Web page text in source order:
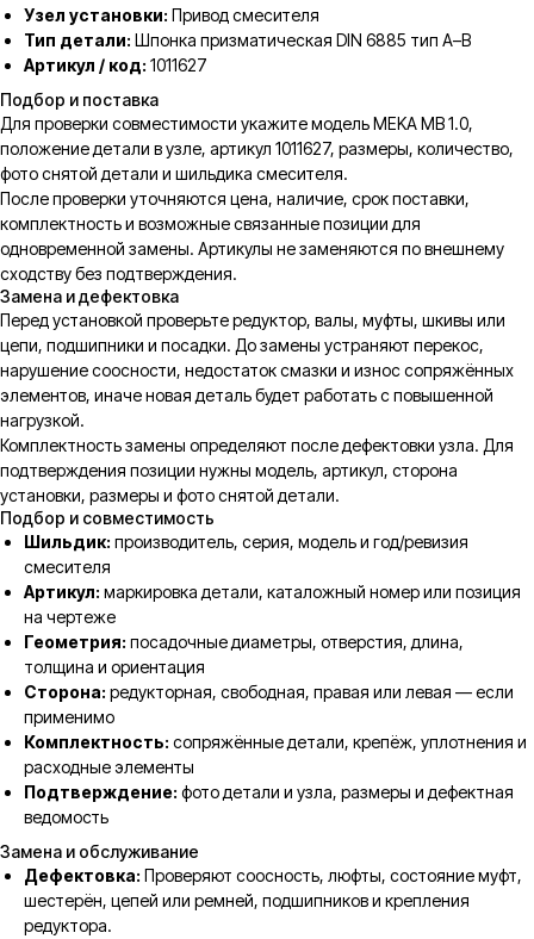
Узел установки: Привод смесителя
Тип детали: Шпонка призматическая DIN 6885 тип A–B
Артикул / код: 1011627
Подбор и поставка
Для проверки совместимости укажите модель MEKA MB 1.0,
положение детали в узле, артикул 1011627, размеры, количество,
фото снятой детали и шильдика смесителя.
После проверки уточняются цена, наличие, срок поставки,
комплектность и возможные связанные позиции для
одновременной замены. Артикулы не заменяются по внешнему
сходству без подтверждения.
Замена и дефектовка
Перед установкой проверьте редуктор, валы, муфты, шкивы или
цепи, подшипники и посадки. До замены устраняют перекос,
нарушение соосности, недостаток смазки и износ сопряжённых
элементов, иначе новая деталь будет работать с повышенной
нагрузкой.
Комплектность замены определяют после дефектовки узла. Для
подтверждения позиции нужны модель, артикул, сторона
установки, размеры и фото снятой детали.
Подбор и совместимость
Шильдик: производитель, серия, модель и год/ревизия
смесителя
Артикул: маркировка детали, каталожный номер или позиция
на чертеже
Геометрия: посадочные диаметры, отверстия, длина,
толщина и ориентация
Сторона: редукторная, свободная, правая или левая — если
применимо
Комплектность: сопряжённые детали, крепёж, уплотнения и
расходные элементы
Подтверждение: фото детали и узла, размеры и дефектная
ведомость
Замена и обслуживание
Дефектовка: Проверяют соосность, люфты, состояние муфт,
шестерён, цепей или ремней, подшипников и крепления
редуктора.